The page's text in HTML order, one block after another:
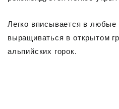
Легко вписывается в
выращиваться в открытом
альпийских горок.